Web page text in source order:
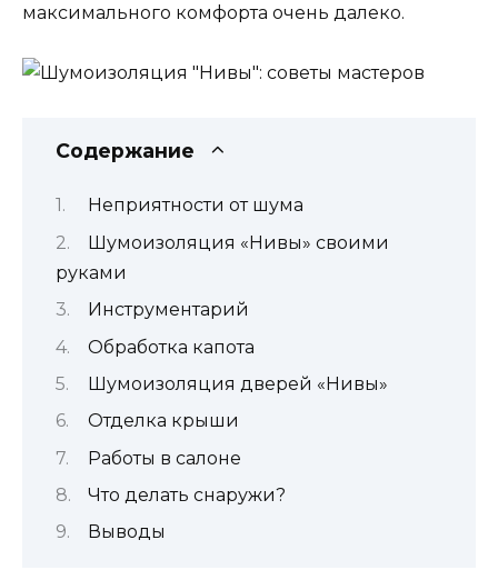
максимального комфорта очень далеко.
Содержание
Неприятности от шума
Шумоизоляция «Нивы» своими
руками
Инструментарий
Обработка капота
Шумоизоляция дверей «Нивы»
Отделка крыши
Работы в салоне
Что делать снаружи?
Выводы